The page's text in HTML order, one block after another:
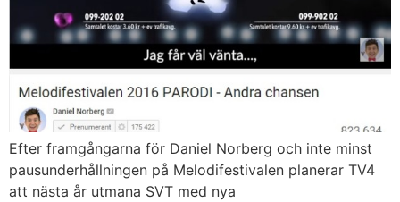
Efter framgångarna för Daniel Norberg och inte minst
pausunderhållningen på Melodifestivalen planerar TV4
att nästa år utmana SVT med nya